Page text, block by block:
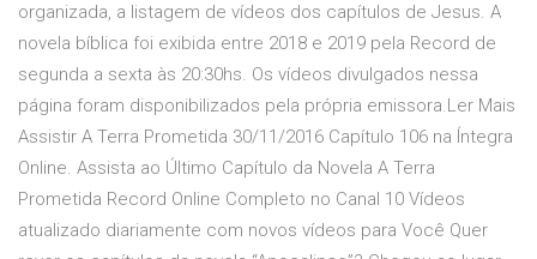
organizada, a listagem de vídeos dos capítulos de Jesus. A
novela bíblica foi exibida entre 2018 e 2019 pela Record de
segunda a sexta às 20:30hs. Os vídeos divulgados nessa
página foram disponibilizados pela própria emissora.Ler Mais
Assistir A Terra Prometida 30/11/2016 Capítulo 106 na Íntegra
Online. Assista ao Último Capítulo da Novela A Terra
Prometida Record Online Completo no Canal 10 Vídeos
atualizado diariamente com novos vídeos para Você Quer